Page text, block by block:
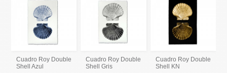
Cuadro Roy Double
Shell Azul
Cuadro Roy Double
Shell Gris
Cuadro Roy Double
Shell KN